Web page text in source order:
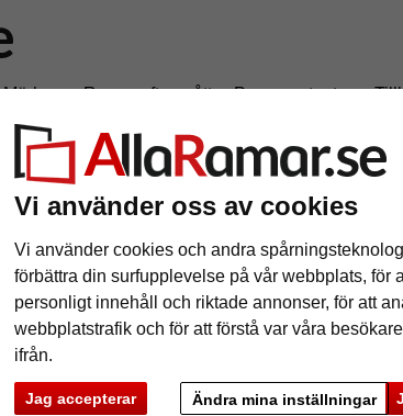
Vi använder oss av cookies
Vi använder cookies och andra
förbättra din surfupplevelse på vår webbplats, för
personligt innehåll och riktade annonser, för att
webbplatstrafik och för att förstå var våra
ifrån.
Jag accepterar Ändra mina inställningar
Märken Ramar efter mått Passepartouter
195 kr
cm
egenskaper Profilbredd